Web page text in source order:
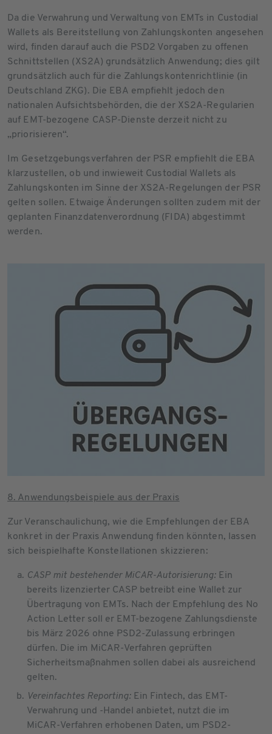
Da die Verwahrung und Verwaltung von EMTs in Custodial
Wallets als Bereitstellung von Zahlungskonten angesehen
wird, finden darauf auch die PSD2 Vorgaben zu offenen
Schnittstellen (XS2A) grundsätzlich Anwendung; dies gilt
grundsätzlich auch für die Zahlungskontenrichtlinie (in
Deutschland ZKG). Die EBA empfiehlt jedoch den
nationalen Aufsichtsbehörden, die der XS2A-Regularien
auf EMT-bezogene CASP-Dienste derzeit nicht zu
„priorisieren“.
Im Gesetzgebungsverfahren der PSR empfiehlt die EBA
klarzustellen, ob und inwieweit Custodial Wallets als
Zahlungskonten im Sinne der XS2A-Regelungen der PSR
gelten sollen. Etwaige Änderungen sollten zudem mit der
geplanten Finanzdatenverordnung (FIDA) abgestimmt
werden.
8. Anwendungsbeispiele aus der Praxis
Zur Veranschaulichung, wie die Empfehlungen der EBA
konkret in der Praxis Anwendung finden könnten, lassen
sich beispielhafte Konstellationen skizzieren:
CASP mit bestehender MiCAR-Autorisierung: Ein
bereits lizenzierter CASP betreibt eine Wallet zur
Übertragung von EMTs. Nach der Empfehlung des No
Action Letter soll er EMT-bezogene Zahlungsdienste
bis März 2026 ohne PSD2-Zulassung erbringen
dürfen. Die im MiCAR-Verfahren geprüften
Sicherheitsmaßnahmen sollen dabei als ausreichend
gelten.
Vereinfachtes Reporting: Ein Fintech, das EMT-
Verwahrung und -Handel anbietet, nutzt die im
MiCAR-Verfahren erhobenen Daten, um PSD2-